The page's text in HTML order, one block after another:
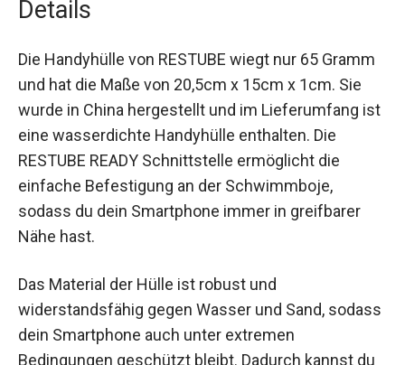
Gramm und hat die Maße von 20,5cm x 15cm x
1cm. Sie wurde in China hergestellt und im
Lieferumfang ist eine wasserdichte Handyhülle
enthalten. Die RESTUBE READY Schnittstelle
ermöglicht die einfache Befestigung an der
Schwimmboje, sodass du dein Smartphone
immer in greifbarer Nähe hast.
widerstandsfähig gegen Wasser und Sand,
sodass dein Smartphone auch unter extremen
Bedingungen geschützt bleibt. Dadurch kannst